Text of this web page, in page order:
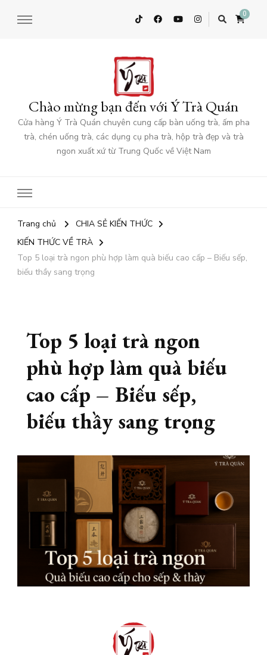
0
Chào mừng bạn đến với Ý Trà Quán
Cửa hàng Ý Trà Quán chuyên cung cấp bàn uống trà, ấm pha
trà, chén uống trà, các dụng cụ pha trà, hộp trà đẹp và trà
ngon xuất xứ từ Trung Quốc về Việt Nam
Trang chủ
CHIA SẺ KIẾN THỨC
KIẾN THỨC VỀ TRÀ
Top 5 loại trà ngon phù hợp làm quà biếu cao cấp – Biếu sếp,
biếu thầy sang trọng
Top 5 loại trà ngon
phù hợp làm quà biếu
cao cấp – Biếu sếp,
biếu thầy sang trọng